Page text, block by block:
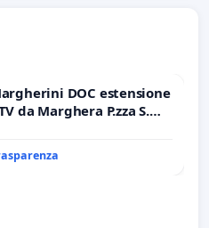
DOC estensione
da Marghera P.zza S.
Marco Polo